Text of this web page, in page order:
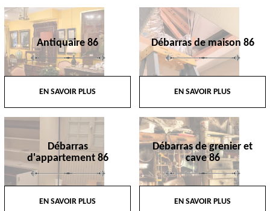
Antiquaire 86
EN SAVOIR PLUS
Débarras de maison 86
EN SAVOIR PLUS
Débarras
d'appartement 86
EN SAVOIR PLUS
Débarras de grenier et
cave 86
EN SAVOIR PLUS